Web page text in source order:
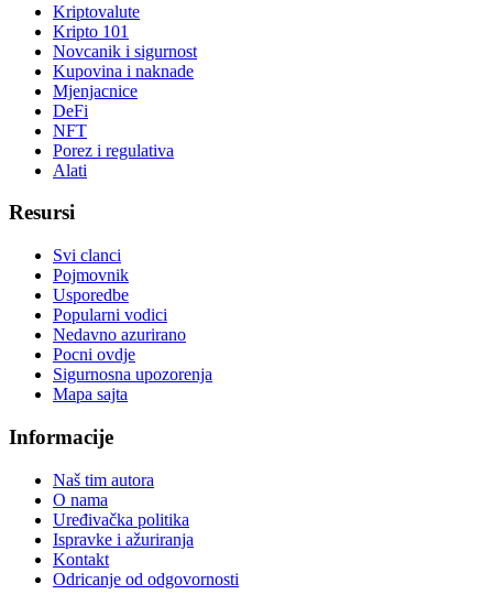
Kriptovalute
Kripto 101
Novcanik i sigurnost
Kupovina i naknade
Mjenjacnice
DeFi
NFT
Porez i regulativa
Alati
Resursi
Svi clanci
Pojmovnik
Usporedbe
Popularni vodici
Nedavno azurirano
Pocni ovdje
Sigurnosna upozorenja
Mapa sajta
Informacije
Naš tim autora
O nama
Uređivačka politika
Ispravke i ažuriranja
Kontakt
Odricanje od odgovornosti